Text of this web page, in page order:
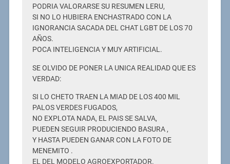
PODRIA VALORARSE SU RESUMEN LERU,
SI NO LO HUBIERA ENCHASTRADO CON LA
IGNORANCIA SACADA DEL CHAT LGBT DE LOS 70
AÑOS.
POCA INTELIGENCIA Y MUY ARTIFICIAL.
SE OLVIDO DE PONER LA UNICA REALIDAD QUE ES
VERDAD:
SI LO CHETO TRAEN LA MIAD DE LOS 400 MIL
PALOS VERDES FUGADOS,
NO EXPLOTA NADA, EL PAIS SE SALVA,
PUEDEN SEGUIR PRODUCIENDO BASURA ,
Y HASTA PUEDEN GANAR CON LA FOTO DE
MENEMITO .
EL DEL MODELO AGROEXPORTADOR.